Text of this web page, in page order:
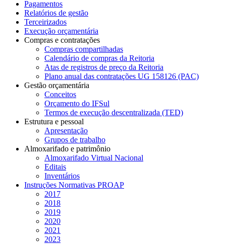
Pagamentos
Relatórios de gestão
Terceirizados
Execução orçamentária
Compras e contratações
Compras compartilhadas
Calendário de compras da Reitoria
Atas de registros de preço da Reitoria
Plano anual das contratações UG 158126 (PAC)
Gestão orçamentária
Conceitos
Orçamento do IFSul
Termos de execução descentralizada (TED)
Estrutura e pessoal
Apresentação
Grupos de trabalho
Almoxarifado e patrimônio
Almoxarifado Virtual Nacional
Editais
Inventários
Instruções Normativas PROAP
2017
2018
2019
2020
2021
2023